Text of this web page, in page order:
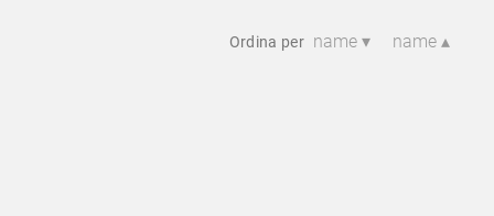
Ordina per name ▾ name ▴